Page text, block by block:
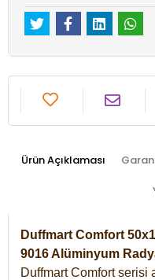
Ürün Açıklaması
Duffmart Comfort
9016 Alüminyum
Duffmart Comfort serisi